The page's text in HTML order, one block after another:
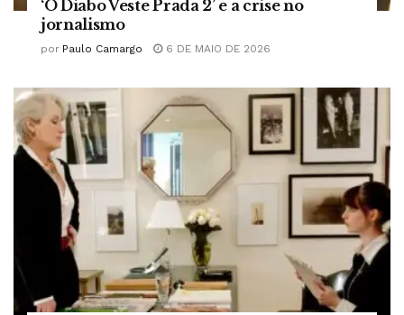
‘O Diabo Veste Prada 2’ e a crise no
jornalismo
por Paulo Camargo 6 DE MAIO DE 2026